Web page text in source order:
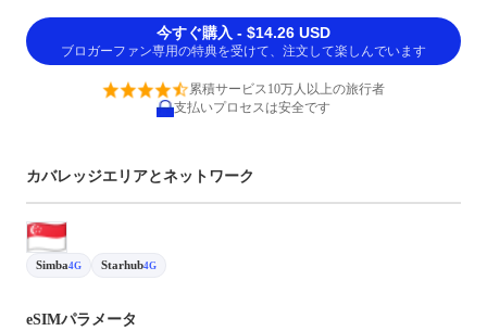
今すぐ購入 - $14.26 USD
ブロガーファン専用の特典を受けて、注文して楽しんでいます
累積サービス10万人以上の旅行者
支払いプロセスは安全です
カバレッジエリアとネットワーク
Simba4G Starhub4G
eSIMパラメータ